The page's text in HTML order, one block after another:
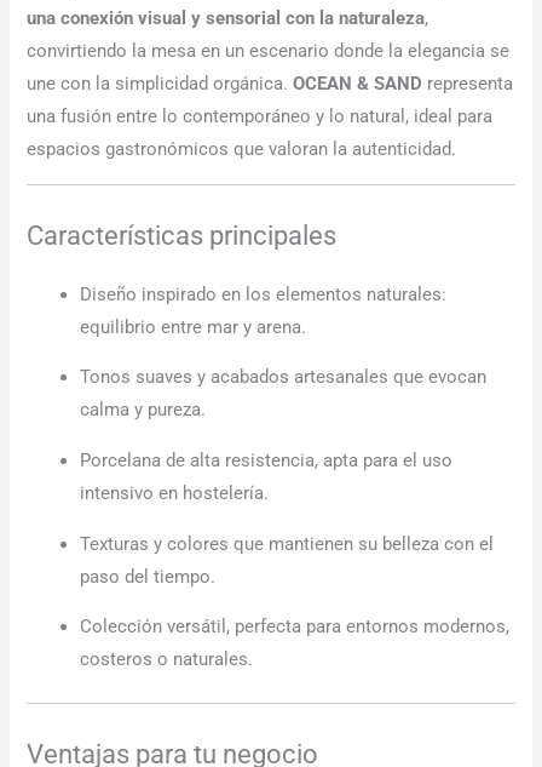
una conexión visual y sensorial con la naturaleza,
convirtiendo la mesa en un escenario donde la elegancia se
une con la simplicidad orgánica.OCEAN & SAND representa
una fusión entre lo contemporáneo y lo natural, ideal para
espacios gastronómicos que valoran la autenticidad.
Características principales
Diseño inspirado en los elementos naturales:
equilibrio entre mar y arena.
Tonos suaves y acabados artesanales que evocan
calma y pureza.
Porcelana de alta resistencia, apta para el uso
intensivo en hostelería.
Texturas y colores que mantienen su belleza con el
paso del tiempo.
Colección versátil, perfecta para entornos modernos,
costeros o naturales.
Ventajas para tu negocio